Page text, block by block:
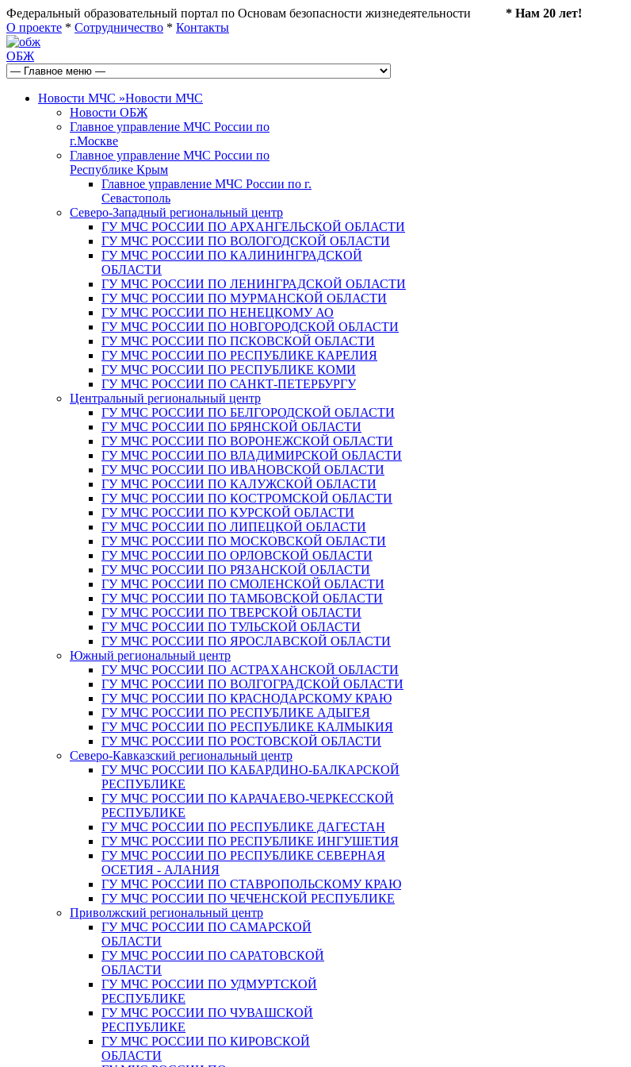
Федеральный образовательный портал по Основам безопасности жизнедеятельности * Нам 20 лет!
О проекте * Сотрудничество * Контакты
ОБЖ
Новости МЧС »Новости МЧС
Новости ОБЖ
Главное управление МЧС России по
г.Москве
Главное управление МЧС России по
Республике Крым
Главное управление МЧС России по г.
Севастополь
Северо-Западный региональный центр
ГУ МЧС РОССИИ ПО АРХАНГЕЛЬСКОЙ ОБЛАСТИ
ГУ МЧС РОССИИ ПО ВОЛОГОДСКОЙ ОБЛАСТИ
ГУ МЧС РОССИИ ПО КАЛИНИНГРАДСКОЙ
ОБЛАСТИ
ГУ МЧС РОССИИ ПО ЛЕНИНГРАДСКОЙ ОБЛАСТИ
ГУ МЧС РОССИИ ПО МУРМАНСКОЙ ОБЛАСТИ
ГУ МЧС РОССИИ ПО НЕНЕЦКОМУ АО
ГУ МЧС РОССИИ ПО НОВГОРОДСКОЙ ОБЛАСТИ
ГУ МЧС РОССИИ ПО ПСКОВСКОЙ ОБЛАСТИ
ГУ МЧС РОССИИ ПО РЕСПУБЛИКЕ КАРЕЛИЯ
ГУ МЧС РОССИИ ПО РЕСПУБЛИКЕ КОМИ
ГУ МЧС РОССИИ ПО САНКТ-ПЕТЕРБУРГУ
Центральный региональный центр
ГУ МЧС РОССИИ ПО БЕЛГОРОДСКОЙ ОБЛАСТИ
ГУ МЧС РОССИИ ПО БРЯНСКОЙ ОБЛАСТИ
ГУ МЧС РОССИИ ПО ВОРОНЕЖСКОЙ ОБЛАСТИ
ГУ МЧС РОССИИ ПО ВЛАДИМИРСКОЙ ОБЛАСТИ
ГУ МЧС РОССИИ ПО ИВАНОВСКОЙ ОБЛАСТИ
ГУ МЧС РОССИИ ПО КАЛУЖСКОЙ ОБЛАСТИ
ГУ МЧС РОССИИ ПО КОСТРОМСКОЙ ОБЛАСТИ
ГУ МЧС РОССИИ ПО КУРСКОЙ ОБЛАСТИ
ГУ МЧС РОССИИ ПО ЛИПЕЦКОЙ ОБЛАСТИ
ГУ МЧС РОССИИ ПО МОСКОВСКОЙ ОБЛАСТИ
ГУ МЧС РОССИИ ПО ОРЛОВСКОЙ ОБЛАСТИ
ГУ МЧС РОССИИ ПО РЯЗАНСКОЙ ОБЛАСТИ
ГУ МЧС РОССИИ ПО СМОЛЕНСКОЙ ОБЛАСТИ
ГУ МЧС РОССИИ ПО ТАМБОВСКОЙ ОБЛАСТИ
ГУ МЧС РОССИИ ПО ТВЕРСКОЙ ОБЛАСТИ
ГУ МЧС РОССИИ ПО ТУЛЬСКОЙ ОБЛАСТИ
ГУ МЧС РОССИИ ПО ЯРОСЛАВСКОЙ ОБЛАСТИ
Южный региональный центр
ГУ МЧС РОССИИ ПО АСТРАХАНСКОЙ ОБЛАСТИ
ГУ МЧС РОССИИ ПО ВОЛГОГРАДСКОЙ ОБЛАСТИ
ГУ МЧС РОССИИ ПО КРАСНОДАРСКОМУ КРАЮ
ГУ МЧС РОССИИ ПО РЕСПУБЛИКЕ АДЫГЕЯ
ГУ МЧС РОССИИ ПО РЕСПУБЛИКЕ КАЛМЫКИЯ
ГУ МЧС РОССИИ ПО РОСТОВСКОЙ ОБЛАСТИ
Северо-Кавказский региональный центр
ГУ МЧС РОССИИ ПО КАБАРДИНО-БАЛКАРСКОЙ
РЕСПУБЛИКЕ
ГУ МЧС РОССИИ ПО КАРАЧАЕВО-ЧЕРКЕССКОЙ
РЕСПУБЛИКЕ
ГУ МЧС РОССИИ ПО РЕСПУБЛИКЕ ДАГЕСТАН
ГУ МЧС РОССИИ ПО РЕСПУБЛИКЕ ИНГУШЕТИЯ
ГУ МЧС РОССИИ ПО РЕСПУБЛИКЕ СЕВЕРНАЯ
ОСЕТИЯ - АЛАНИЯ
ГУ МЧС РОССИИ ПО СТАВРОПОЛЬСКОМУ КРАЮ
ГУ МЧС РОССИИ ПО ЧЕЧЕНСКОЙ РЕСПУБЛИКЕ
Приволжский региональный центр
ГУ МЧС РОССИИ ПО САМАРСКОЙ
ОБЛАСТИ
ГУ МЧС РОССИИ ПО САРАТОВСКОЙ
ОБЛАСТИ
ГУ МЧС РОССИИ ПО УДМУРТСКОЙ
РЕСПУБЛИКЕ
ГУ МЧС РОССИИ ПО ЧУВАШСКОЙ
РЕСПУБЛИКЕ
ГУ МЧС РОССИИ ПО КИРОВСКОЙ
ОБЛАСТИ